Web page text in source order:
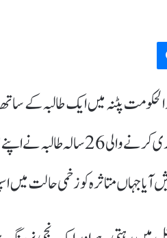
پٹنہ میں ایک طالبہ کے
ہے۔ پولیس کے مطابق ایس ایس سی
جہاں متاثرہ کو زخمی حالت میں